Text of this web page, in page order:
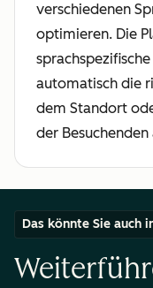
verschiedenen
optimieren. Die
automatisch die
dem Standort
der
Das könnte Sie auch